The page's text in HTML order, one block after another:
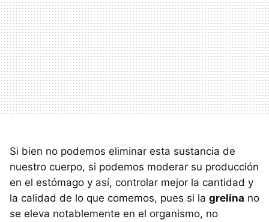
Si bien no podemos eliminar esta sustancia de
nuestro cuerpo, si podemos moderar su producción
en el estómago y así, controlar mejor la cantidad y
la calidad de lo que comemos, pues si la grelina no
se eleva notablemente en el organismo, no